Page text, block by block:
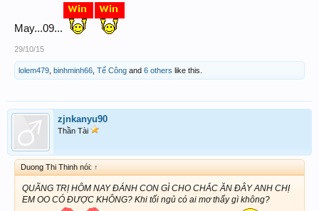
May...09...
29/10/15
lolem479 binhminh66 Tế Công and 6 others like this.
zjnkanyu90
Thần Tài
Duong Thi Thinh nói: ↑
QUÃNG TRỊ HÔM NAY ĐÁNH CON GÌ CHO CHẮC ĂN ĐÂY ANH CHỊ
EM OO CÓ ĐƯỢC KHÔNG? Khi tối ngủ có ai mơ thấy gì không?